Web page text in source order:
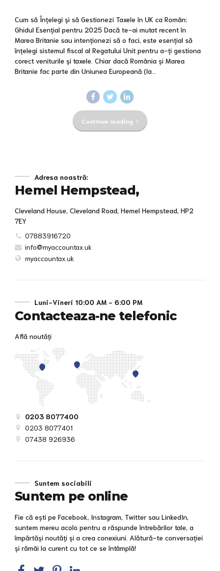
Cum să Înțelegi și să Gestionezi Taxele în UK ca Român:
Ghidul Esențial pentru 2025 Dacă te-ai mutat recent în
Marea Britanie sau intenționezi să o faci, este esențial să
înțelegi sistemul fiscal al Regatului Unit pentru a-ți gestiona
corect veniturile și taxele. Chiar dacă România și Marea
Britanie fac parte din Uniunea Europeană (la...
Continue reading
Adresa noastră:
Hemel Hempstead,
Cleveland House, Cleveland Road, Hemel Hempstead, HP2
7EY
07883916720
info@myaccountax.uk
myaccountax.uk
Luni-Vineri 10:00 AM - 6:00 PM
Contacteaza-ne telefonic
Află noutăți
0203 8077400
0203 8077401
07438 926936
Suntem sociabili
Suntem pe online
Fie că ești pe Facebook, Instagram, Twitter sau LinkedIn,
suntem mereu acolo pentru a răspunde întrebărilor tale, a
împărtăși noutăți și a crea conexiuni. Alătură-te conversației
și rămâi la curent cu tot ce se întâmplă!